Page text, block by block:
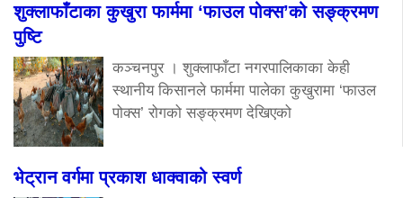
शुक्लाफाँटाका कुखुरा फार्ममा ‘फाउल पोक्स’को सङ्क्रमण
पुष्टि
कञ्चनपुर । शुक्लाफाँटा नगरपालिकाका केही
स्थानीय किसानले फार्ममा पालेका कुखुरामा ‘फाउल
पोक्स’ रोगको सङ्क्रमण देखिएको
भेट्रान वर्गमा प्रकाश धाक्वाको स्वर्ण